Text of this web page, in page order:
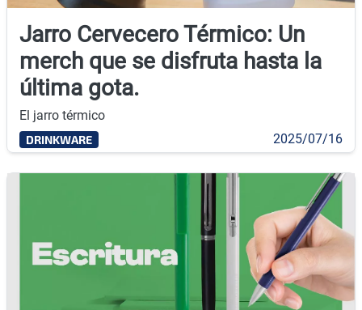
Jarro Cervecero Térmico: Un
merch que se disfruta hasta la
última gota.
El jarro térmico
DRINKWARE 2025/07/16